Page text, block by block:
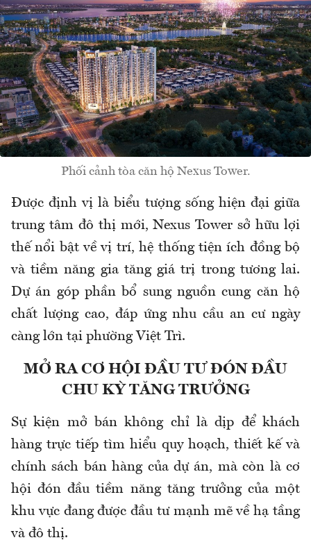
Phối cảnh tòa căn hộ Nexus Tower.
Được định vị là biểu tượng sống hiện đại giữa
trung tâm đô thị mới, Nexus Tower sở hữu lợi
thế nổi bật về vị trí, hệ thống tiện ích đồng bộ
và tiềm năng gia tăng giá trị trong tương lai.
Dự án góp phần bổ sung nguồn cung căn hộ
chất lượng cao, đáp ứng nhu cầu an cư ngày
càng lớn tại phường Việt Trì.
MỞ RA CƠ HỘI ĐẦU TƯ ĐÓN ĐẦU
CHU KỲ TĂNG TRƯỞNG
Sự kiện mở bán không chỉ là dịp để khách
hàng trực tiếp tìm hiểu quy hoạch, thiết kế và
chính sách bán hàng của dự án, mà còn là cơ
hội đón đầu tiềm năng tăng trưởng của một
khu vực đang được đầu tư mạnh mẽ về hạ tầng
và đô thị.